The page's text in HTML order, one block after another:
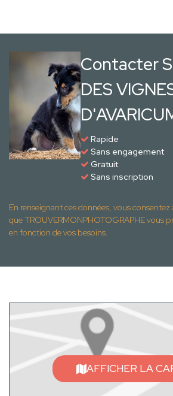
Contacter
DES
Rapide
Sans engagement
Gratuit
Sans inscription
En renseignant ces données, vous
que TROUVERMONPHOTOGRAPHE vous
en fonction de vos besoins.
AFFICHER LA